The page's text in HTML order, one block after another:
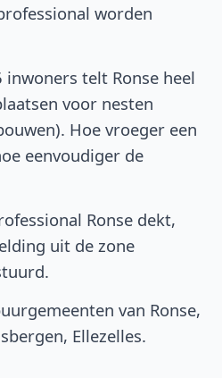
worden
telt Ronse heel
voor nesten
Hoe vroeger een
eenvoudiger de
Ronse dekt,
uit de zone
van Ronse,
Ellezelles.